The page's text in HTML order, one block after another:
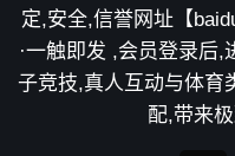
定,安全,信誉网址【
·一触即发 ,会员登录后
子竞技,真人互动与体育
配,带来